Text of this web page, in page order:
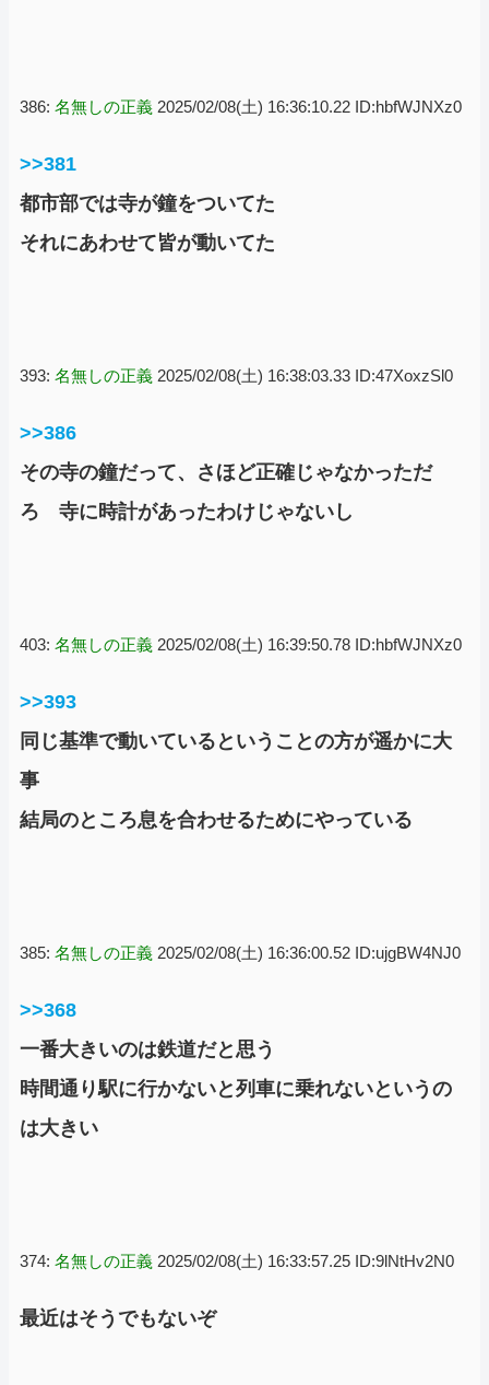
386: 名無しの正義 2025/02/08(土) 16:36:10.22 ID:hbfWJNXz0
>>381
都市部では寺が鐘をついてた
それにあわせて皆が動いてた
393: 名無しの正義 2025/02/08(土) 16:38:03.33 ID:47XoxzSl0
>>386
その寺の鐘だって、さほど正確じゃなかっただ
ろ 寺に時計があったわけじゃないし
403: 名無しの正義 2025/02/08(土) 16:39:50.78 ID:hbfWJNXz0
>>393
同じ基準で動いているということの方が遥かに大
事
結局のところ息を合わせるためにやっている
385: 名無しの正義 2025/02/08(土) 16:36:00.52 ID:ujgBW4NJ0
>>368
一番大きいのは鉄道だと思う
時間通り駅に行かないと列車に乗れないというの
は大きい
374: 名無しの正義 2025/02/08(土) 16:33:57.25 ID:9lNtHv2N0
最近はそうでもないぞ